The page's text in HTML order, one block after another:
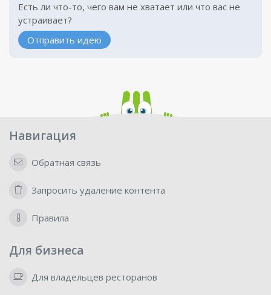
Есть ли что-то, чего вам не хватает или что вас не
устраивает?
Отправить идею
Навигация
Обратная связь
Запросить удаление контента
Правила
Для бизнеса
Для владельцев ресторанов